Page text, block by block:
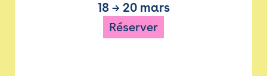
18 → 20 mars
Réserver